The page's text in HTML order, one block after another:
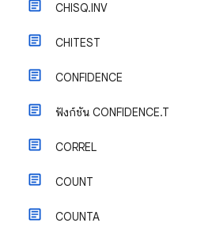
CHISQ.INV
CHITEST
CONFIDENCE
ฟังก์ชัน CONFIDENCE.T
CORREL
COUNT
COUNTA